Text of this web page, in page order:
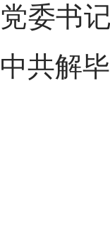
党委书
中共解